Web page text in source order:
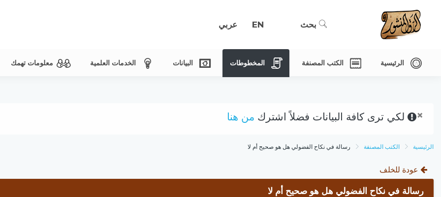
بحث EN عربي
الرئيسية الكتب المصنفة المخطوطات البيانات الخدمات العلمية معلومات تهمك
× لكي ترى كافة البيانات فضلاً اشترك من هنا
الرئيسية الكتب المصنفة رسالة في نكاح الفضولي هل هو صحيح أم لا
عودة للخلف
رسالة في نكاح الفضولي هل هو صحيح أم لا